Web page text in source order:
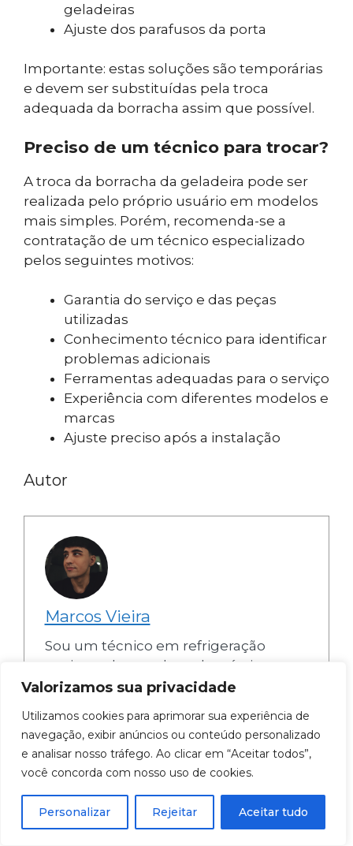
Valorizamos sua privacidade
Utilizamos cookies para aprimorar sua experiência de
navegação, exibir anúncios ou conteúdo personalizado
e analisar nosso tráfego. Ao clicar em “Aceitar todos”,
você concorda com nosso uso de cookies.
Personalizar Rejeitar Aceitar tudo
geladeiras
Ajuste dos parafusos da porta
Importante: estas soluções são temporárias
e devem ser substituídas pela troca
adequada da borracha assim que possível.
Preciso de um técnico para trocar?
A troca da borracha da geladeira pode ser
realizada pelo próprio usuário em modelos
mais simples. Porém, recomenda-se a
contratação de um técnico especializado
pelos seguintes motivos:
Garantia do serviço e das peças
utilizadas
Conhecimento técnico para identificar
problemas adicionais
Ferramentas adequadas para o serviço
Experiência com diferentes modelos e
marcas
Ajuste preciso após a instalação
Autor
Marcos Vieira
Sou um técnico em refrigeração
apaixonado por eletrodomésticos e
especialista em manutenção de
máquinas de lavar. Com mais de 5
anos de experiência no setor, possuo
um conhecimento profundo e
detalhadas e insights honestos.